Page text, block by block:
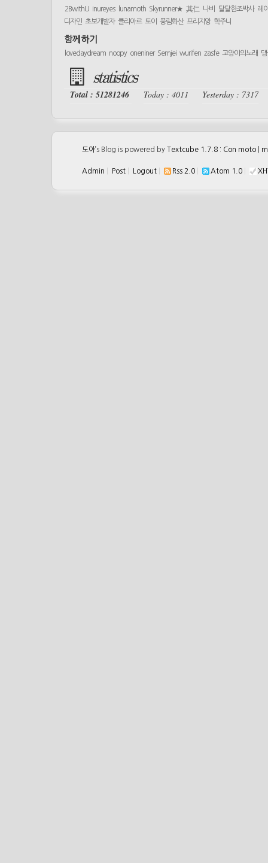
2BwithU inureyes lunamoth Skyrunner★ 其仁 나비 달달한조박사 레
디자인 초보개발자 클리아르 토이 풍림화산 프리지앙 학주니
함께하기
lovedaydream noopy oneniner Semjei wurifen zasfe 고양이의노래
statistics
Total : 51281246 Today : 4011 Yesterday : 7317
도아’s Blog is powered by Textcube 1.7.8 : Con moto
Admin Post Logout Rss 2.0 Atom 1.0